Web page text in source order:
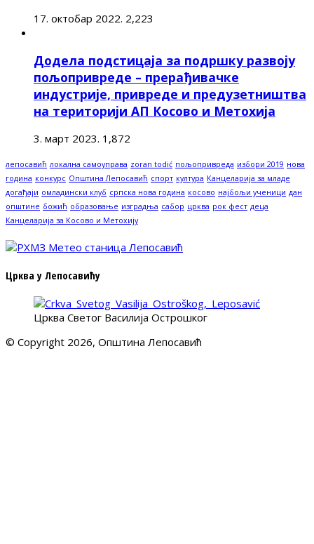
17. октобар 2022. 2,223
Додела подстицаја за подршку развоју
пољопривреде – прерађивачке
индустрије, привреде и предузетништва
на територији АП Косово и Метохија
3. март 2023. 1,872
лепосавић локална самоуправа zoran todić пољопривреда избори 2019 нова
година конкурс Општина Лепосавић спорт култура Канцеларија за младе
догађаји омладински клуб српска нова година косово најбољи ученици дан
општине божић образовање изградња сабор црква рок фест деца
Канцеларија за Косово и Метохију
Црква у Лепосавићу
Црква Светог Василија Острошког
© Copyright 2026, Општина Лепосавић